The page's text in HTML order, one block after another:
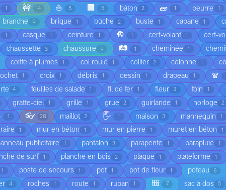
1 🚧 14 ⛵ 5 🏢 5 bâton 2 🧱 1 beurre 1
branche 9 brique 1 bûche 2 buste 1 cabane 1
1 casque 1 ceinture 1 🔘 1 cerf-volant 1 cerf-
chaussette 3 chaussure 9 🛤️ 1 cheminée 1
coiffe à plumes 1 col roulé 1 collier 2 colonne 1
1 croix 1 débris 1 dessin 1 drapeau 1 🧣
4 feuilles de salade 1 fil de fer 1 fleur 3 foin 1
gratte-ciel 1 grille 1 grue 2 guirlande 1 horloge 2
1 👓 20 maillot 2 🖐️ 1 maison 3 mannequin 1
1 mur en béton 1 mur en pierre 1 muret en béton 1
publicitaire 1 pantalon 3 parapente 1 parapluie 1
de surf 1 planche en bois 2 plaque 1 plateforme 1
1 poste de secours 1 pot 1 pot de fleur 1 poteau 6
4 roches 1 route 1 ruban 1 🎒 7 sac à dos 5